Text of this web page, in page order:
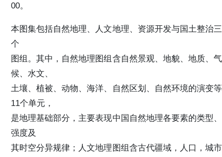
00。
本图集包括自然地理、人文地理、资源开发与国土整治三
个
图组。其中，自然地理图组含自然景观、地貌、地质、气
候、水文、
土壤、植被、动物、海洋、自然区划、自然环境的演变等
11个单元，
是地理基础部分，主要表现中国自然地理各要素的类型、
强度及
其时空分异规律；人文地理图组含古代疆域，人口，城市